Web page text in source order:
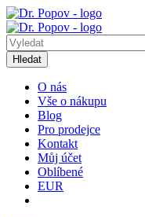
Hledat
O nás
Vše o nákupu
Blog
Pro prodejce
Kontakt
Můj účet
Oblíbené
EUR